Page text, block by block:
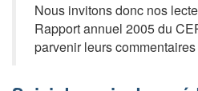
Nous invitons donc nos
Rapport annuel 2005 du
parvenir leurs